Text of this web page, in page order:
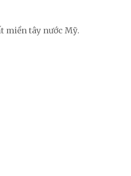
miền tây nước Mỹ.